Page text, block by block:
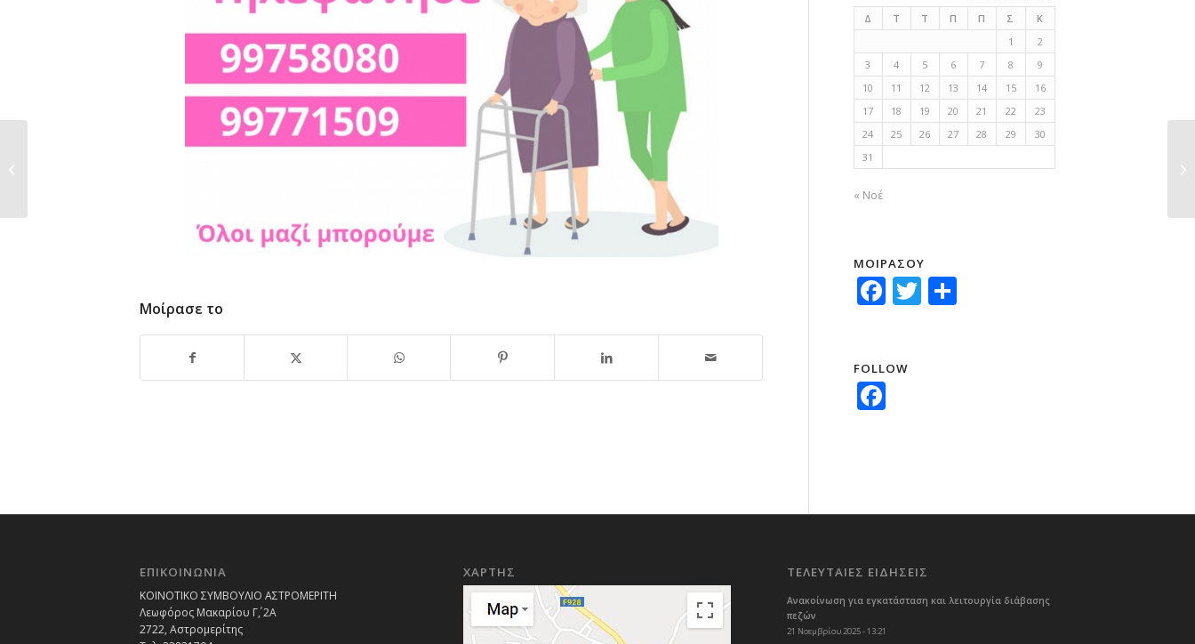
Μοίρασε το
Δ Τ Τ Π Π Σ
Κ
1
2
3
4 5 6 7 8
9
10
11 12 13 14 15
16
17
18 19 20 21 22
23
24
25 26 27 28 29
30
31
« Νοέ
ΜΟΙΡΑΣΟΥ
Facebook
Twitter
Μοιραστείτε
FOLLOW
Facebook
ΕΠΙΚΟΙΝΩΝΙΑ
ΚΟΙΝΟΤΙΚΟ ΣΥΜΒΟΥΛΙΟ ΑΣΤΡΟΜΕΡΙΤΗ
Λεωφόρος Μακαρίου Γ΄, 2Α
2722, Αστρομερίτης
ΧΑΡΤΗΣ ΤΕΛΕΥΤΑΙΕΣ ΕΙΔΗΣΕΙΣ
Ανακοίνωση για εγκατάσταση και λειτουργία διάβασης
πεζών
21 Νοεμβρίου 2025 - 13:21